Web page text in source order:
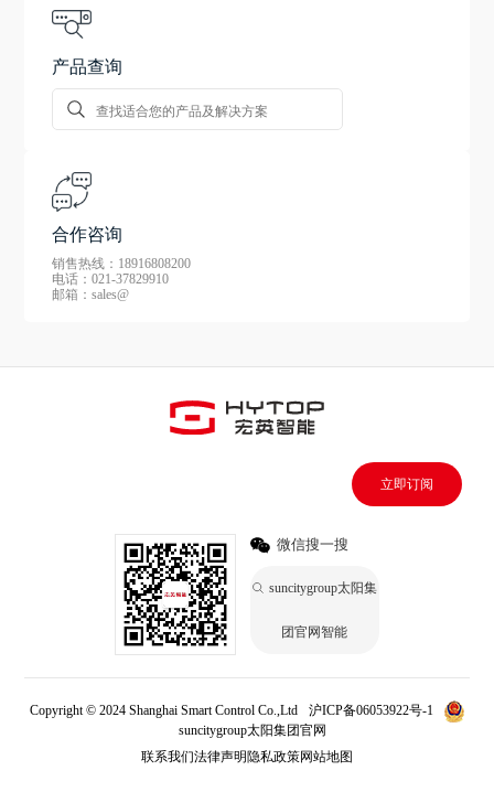
产品查询
合作咨询
销售热线：18916808200
电话：021-37829910
邮箱：sales@
立即订阅
微信搜一搜
suncitygroup太阳集
团官网智能
Copyright © 2024 Shanghai Smart Control Co.,Ltd
沪ICP备06053922号-1
suncitygroup太阳集团官网
联系我们法律声明 隐私政策网站地图